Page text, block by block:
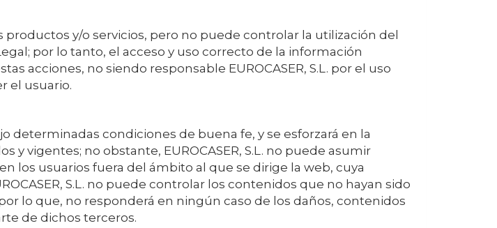
y/o servicios, pero no puede controlar la utilización del
por lo tanto, el acceso y uso correcto de la información
acciones, no siendo responsable EUROCASER, S.L. por el uso
el usuario.
determinadas condiciones de buena fe, y se esforzará en la
y vigentes; no obstante, EUROCASER, S.L. no puede asumir
los usuarios fuera del ámbito al que se dirige la web, cuya
S.L. no puede controlar los contenidos que no hayan sido
lo que, no responderá en ningún caso de los daños, contenidos
de dichos terceros.